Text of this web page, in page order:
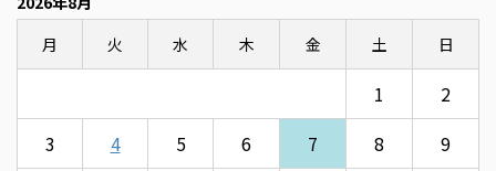
月
火 水 木 金 土 日
1
2
3
4 5 6 7 8
9